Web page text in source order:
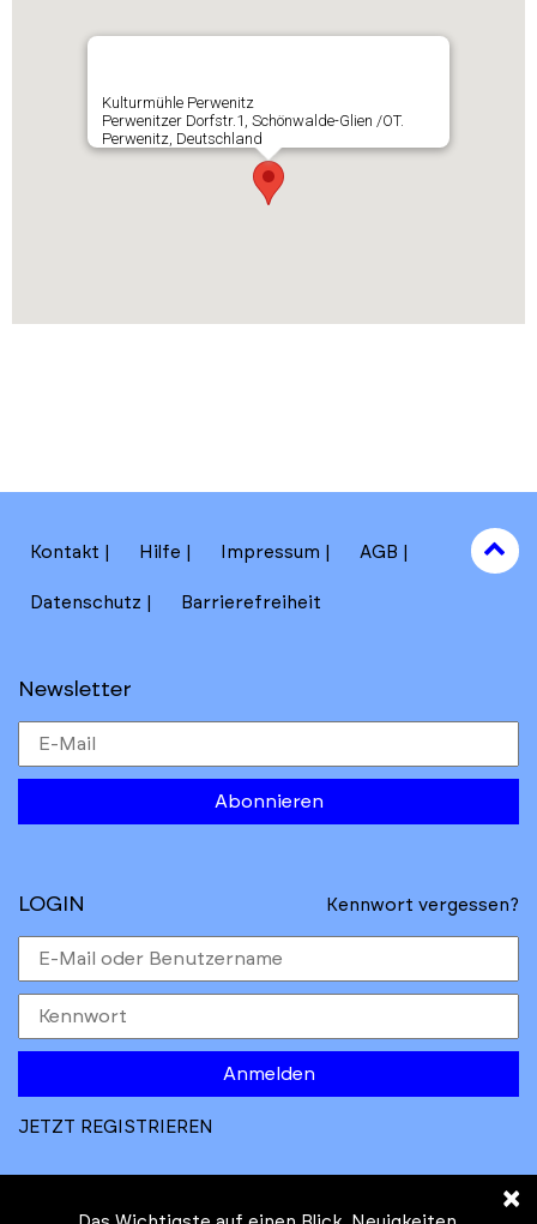
Kulturmühle Perwenitz
Perwenitzer Dorfstr.1, Schönwalde-Glien /OT.
Perwenitz, Deutschland
Kontakt Hilfe Impressum AGB
Datenschutz Barrierefreiheit
Newsletter
Abonnieren
to
top
LOGIN Kennwort vergessen?
Anmelden
JETZT REGISTRIEREN
×